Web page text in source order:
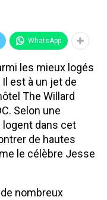
WhatsApp
les mieux logés
est à un jet de
The Willard
Selon une
dans cet
de hautes
le célèbre Jesse
nombreux